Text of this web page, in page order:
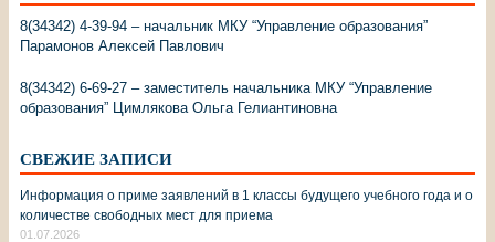
8(34342) 4-39-94 – начальник МКУ “Управление образования”
Парамонов Алексей Павлович
8(34342) 6-69-27 – заместитель начальника МКУ “Управление
образования” Цимлякова Ольга Гелиантиновна
СВЕЖИЕ ЗАПИСИ
Информация о приме заявлений в 1 классы будущего учебного года и о
количестве свободных мест для приема
01.07.2026